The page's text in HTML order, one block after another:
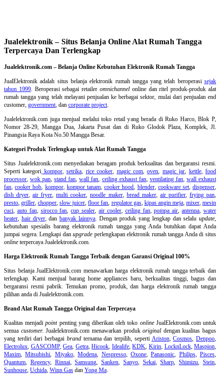
Jualelektronik – Situs Belanja Online Alat Rumah Tangga
Terpercaya Dan Terlengkap
Jualelektronik.com – Belanja Online Kebutuhan Elektronik Rumah Tangga
JualElektronik adalah situs belanja elektronik rumah tanggayang telah beroperasisejak
tahun 1999. Beroperasi sebagai retaileromnichannel online dan ritel produk-produk alat
rumah tangga yang telah melayani penjualan ke berbagai sektor, mulai dari penjualan end
customer, government, dan corporate project.
Jualelektronik.com juga menjual melalui toko retail yang berada di Ruko Harco, Blok P,
Nomor 28-29, Mangga Dua, Jakarta Pusat dan di Ruko Glodok Plaza, Komplek, Jl.
Pinangsia Raya Kota No.50 Mangga Besar.
Kategori Produk Terlengkap untuk Alat Rumah Tangga
Situs Jualelektronik.com menyediakan beragam produk berkualitas dan bergaransi resmi.
Seperti kategori kompor,setrika, rice cooker, magic com,oven, magic jar, kettle,food
processor,wok pan,stand fan,wall fan, ceiling exhaust fan, ventilating fan, wall exhaust
fan,cooker hob, kompor, kompor tanam,cooker hood, blender, cookware set,dispenser,
dish dryer,air fryer,multi cooker,noodle maker, bread maker, air purifier, frying pan,
presto,griller,chopper,slow juicer,floor fan, regulator gas, kipas angin meja, mixer,mesin
cuci, auto fan, sirocco fan,cup sealer,air cooler, ceiling fan,pompa air,antenna,water
heater, hair dryer, dan banyak lainnya. Dengan produk yang lengkap dan selalu update,
kebutuhan spesialis barang elektronik rumah tangga yang Anda butuhkan dapat Anda
jumpai segera. Lengkapi danupgrade perlengkapan elektronik rumah tangga Anda di situs
online terpercaya Jualelektronik.com.
Harga Elektronik Rumah Tangga Terbaik dengan Garansi Original 100%
Situs belanjaJualElektronik.com menawarkan harga elektronik rumah tangga terbaik dan
terlengkap. Kami menjual barang home appliances baru, berkualitas tinggi, bagus dan
bergaransi resmi pabrik. Temukan promo, produk, dan harga elektronik rumah tangga
pilihan anda di Jualelektronik.com.
Brand Alat Rumah Tangga Original dan Terpercaya
Kualitas menjadipointpenting yang diberikan oleh toko onlineJualElektronik.com untuk
semua customer. Jualelektronik.com menawarkan produkoriginal dengan kualitas bagus
yang terdiri dari berbagai brandternama dan terpilih, seperti Ariston,Cosmos,Denpoo,
Electrolux, GASCOMP,Gea, Getra,Hicook, Idealife,KDK, Kirin, LocknLock,Maspion,
Maxim,Mitsubishi, Miyako,Modena, Nespresso, Oxone,Panasonic, Philips, Pisces,
Quantum, Regency, Rinnai,Samsung,Sanken, Sanyo, Sekai,Sharp,Shimizu,Stein,
Sunhouse, Uchida, Winn Gas dan Yong Ma.